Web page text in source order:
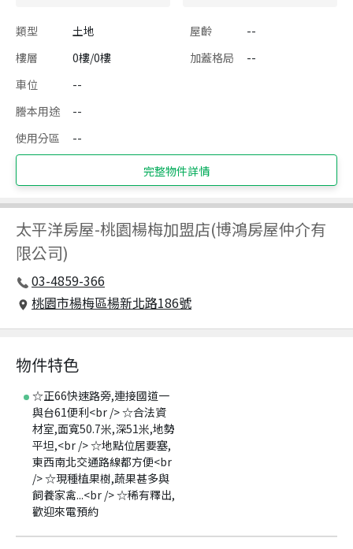
類型 土地 屋齡
--
樓層
0樓/0樓 加蓋格局
--
車位
--
謄本用途
--
使用分區
--
完整物件詳情
太平洋房屋-桃園楊梅加盟店(博鴻房屋仲介有
限公司)
03-4859-366
桃園市楊梅區楊新北路186號
物件特色
☆正66快速路旁,連接國道一
與台61便利<br /> ☆合法資
材室,面寬50.7米,深51米,地勢
平坦,<br /> ☆地點位居要塞,
東西南北交通路線都方便<br
/> ☆現種植果樹,蔬果甚多與
飼養家禽...<br /> ☆稀有釋出,
歡迎來電預約